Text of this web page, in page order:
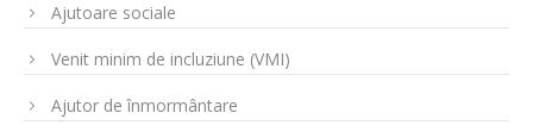
Ajutoare sociale
Venit minim de incluziune (VMI)
Ajutor de înmormântare